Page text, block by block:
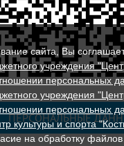
ПЕРСОНАЛЬНЫЕ
сайта, Вы
учреждения
персональных
учреждения
персональных
культуры и спорта
на обработку